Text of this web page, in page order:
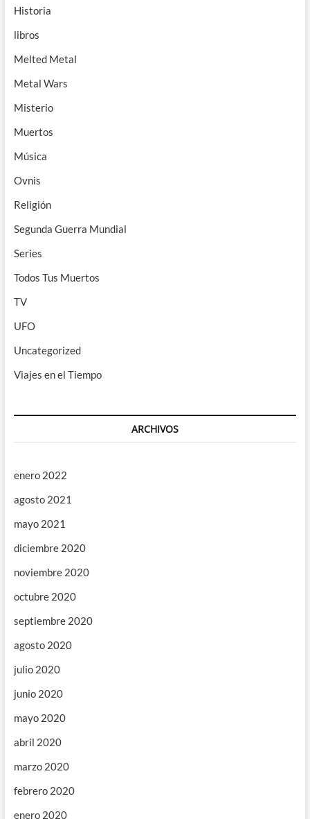
Historia
libros
Melted Metal
Metal Wars
Misterio
Muertos
Música
Ovnis
Religión
Segunda Guerra Mundial
Series
Todos Tus Muertos
TV
UFO
Uncategorized
Viajes en el Tiempo
ARCHIVOS
enero 2022
agosto 2021
mayo 2021
diciembre 2020
noviembre 2020
octubre 2020
septiembre 2020
agosto 2020
julio 2020
junio 2020
mayo 2020
abril 2020
marzo 2020
febrero 2020
enero 2020